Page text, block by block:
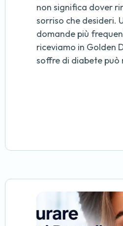
non significa dover
sorriso che desideri.
domande più
riceviamo in Golden
soffre di diabete può